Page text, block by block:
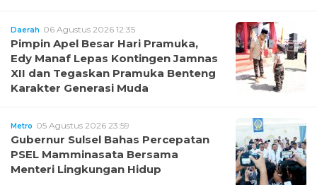
Daerah 06 Agustus 2026 12:35
Pimpin Apel Besar Hari Pramuka,
Edy Manaf Lepas Kontingen Jamnas
XII dan Tegaskan Pramuka Benteng
Karakter Generasi Muda
Metro 05 Agustus 2026 23:59
Gubernur Sulsel Bahas Percepatan
PSEL Mamminasata Bersama
Menteri Lingkungan Hidup